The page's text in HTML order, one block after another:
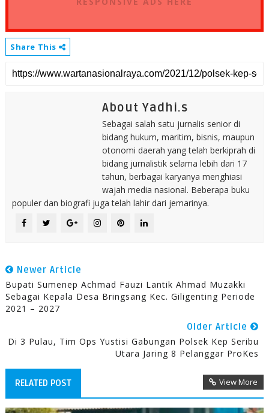
Share This
About Yadhi.s
Sebagai salah satu jurnalis senior di
bidang hukum, maritim, bisnis, maupun
otonomi daerah yang telah berkiprah di
bidang jurnalistik selama lebih dari 17
tahun, berbagai karyanya menghiasi
wajah media nasional. Beberapa buku
populer dan biografi juga telah lahir dari jemarinya.
Newer Article
Bupati Sumenep Achmad Fauzi Lantik Ahmad Muzakki
Sebagai Kepala Desa Bringsang Kec. Giligenting Periode
2021 – 2027
Older Article
Di 3 Pulau, Tim Ops Yustisi Gabungan Polsek Kep Seribu
Utara Jaring 8 Pelanggar ProKes
RELATED POST View More